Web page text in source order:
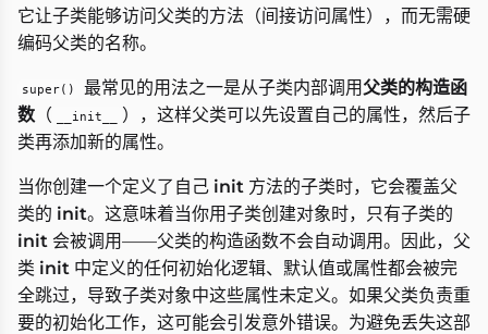
它让子类能够访问父类的方法（间接访问属性），而无需硬
编码父类的名称。
super() 最常见的用法之一是从子类内部调用 父类的构造函
数 （ __init__
），这样父类可以先设置自己的属性，然后子
类再添加新的属性。
当你创建一个定义了自己 init 方法的子类时，它会覆盖父
类的 init。这意味着当你用子类创建对象时，只有子类的
init 会被调用——父类的构造函数不会自动调用。因此，父
类 init 中定义的任何初始化逻辑、默认值或属性都会被完
全跳过，导致子类对象中这些属性未定义。如果父类负责重
要的初始化工作，这可能会引发意外错误。为避免丢失这部